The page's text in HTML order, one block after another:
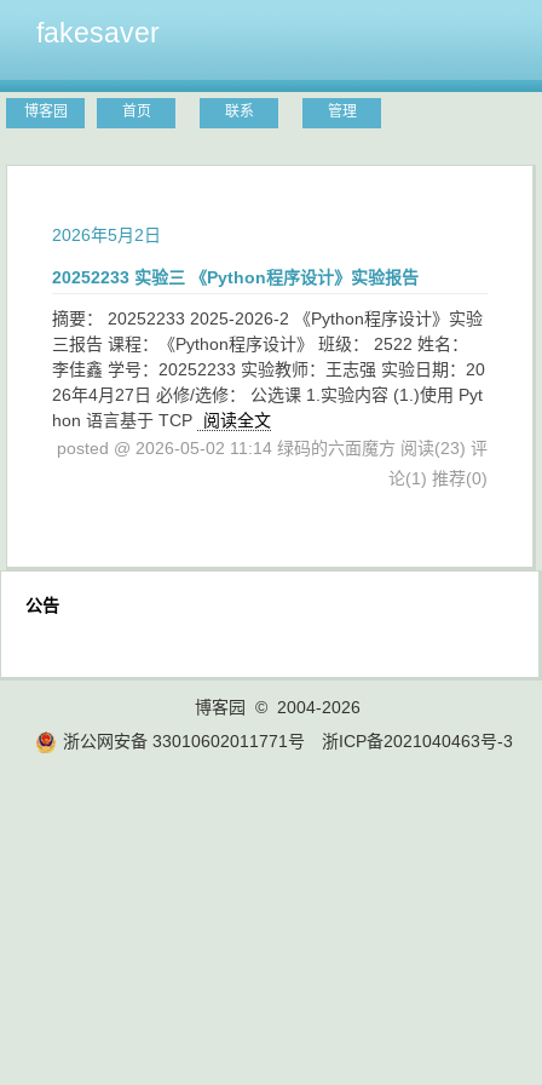
fakesaver
博客园 首页 联系 管理
2026年5月2日
20252233 实验三 《Python程序设计》实验报告
摘要： 20252233 2025-2026-2 《Python程序设计》实验
三报告 课程：《Python程序设计》 班级： 2522 姓名：
李佳鑫 学号：20252233 实验教师：王志强 实验日期：20
26年4月27日 必修/选修： 公选课 1.实验内容 (1.)使用 Pyt
hon 语言基于 TCP
阅读全文
posted @ 2026-05-02 11:14 绿码的六面魔方 阅读(23) 评
论(1) 推荐(0)
公告
博客园
© 2004-2026
浙公网安备 33010602011771号
浙ICP备2021040463号-3